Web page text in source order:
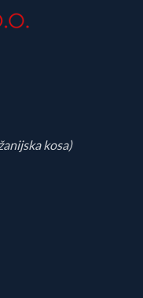
kosa)